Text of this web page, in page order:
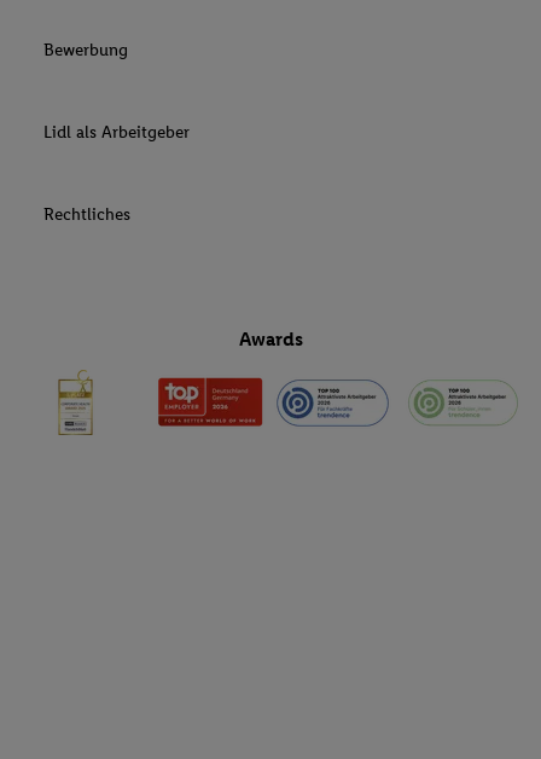
Bewerbung
Lidl als Arbeitgeber
Rechtliches
Awards